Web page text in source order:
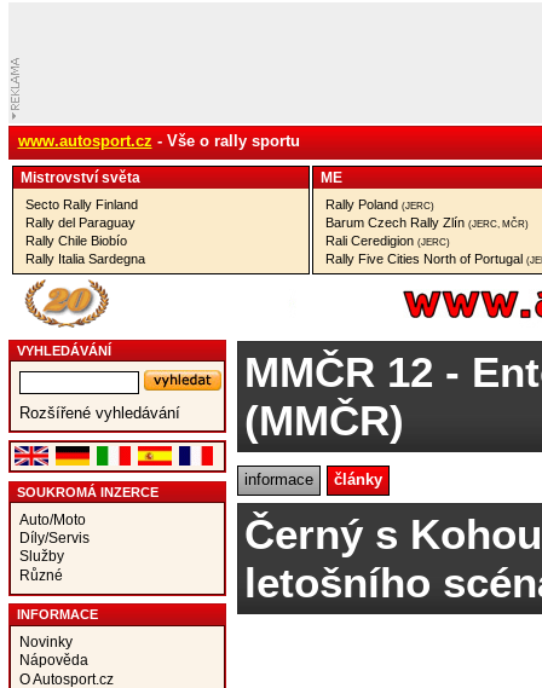
www.autosport.cz - Vše o rally sportu
Mistrovství­ světa
Secto Rally Finland
Rally del Paraguay
Rally Chile Biobío
Rally Italia Sardegna
ME
Rally Poland (JERC)
Barum Czech Rally Zlín (JERC, MČR)
Rali Ceredigion (JERC)
Rally Five Cities North of Portugal
VYHLEDÁVÁNÍ
Rozšířené vyhledávání
SOUKROMÁ INZERCE
Auto/Moto
Díly/Servis
Služby
Různé
INFORMACE
Novinky
Nápověda
O Autosport.cz
MMČR 12 -
(MMČR)
informace články
Černý s
letošního